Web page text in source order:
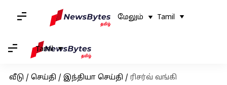
மேலும் Tamil
Tamil
வீடு / செய்தி / இந்தியா செய்தி / ரிசர்வ் வங்கி